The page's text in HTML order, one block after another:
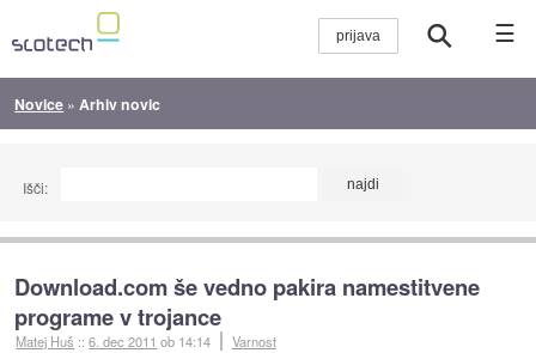
☰
Novice » Arhiv novic
Išči:
Download.com še vedno pakira namestitvene
programe v trojance
Matej Huš ::6. dec 2011 ob 14:14 Varnost